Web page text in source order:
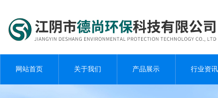
网站首页 关于我们 产品展示 行业资讯